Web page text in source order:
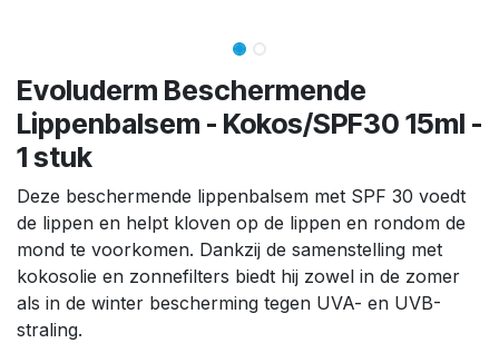
Evoluderm Beschermende
Lippenbalsem - Kokos/SPF30 15ml -
1 stuk
Deze beschermende lippenbalsem met SPF 30 voedt
de lippen en helpt kloven op de lippen en rondom de
mond te voorkomen. Dankzij de samenstelling met
kokosolie en zonnefilters biedt hij zowel in de zomer
als in de winter bescherming tegen UVA- en UVB-
straling.